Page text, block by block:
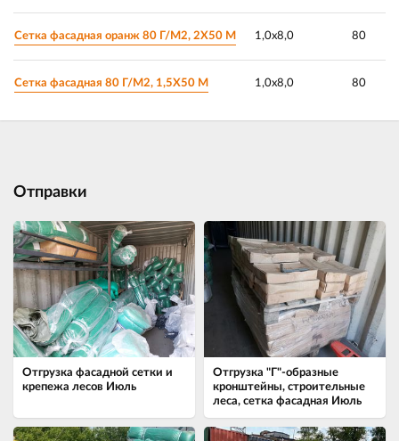
Сетка фасадная оранж 80 Г/М2, 2Х50 М 1,0х8,0 80
Сетка фасадная 80 Г/М2, 1,5Х50 М 1,0х8,0 80
Отправки
Отгрузка фасадной сетки и
крепежа лесов Июль
Отгрузка "Г"-образные
кронштейны, строительные
леса, сетка фасадная Июль